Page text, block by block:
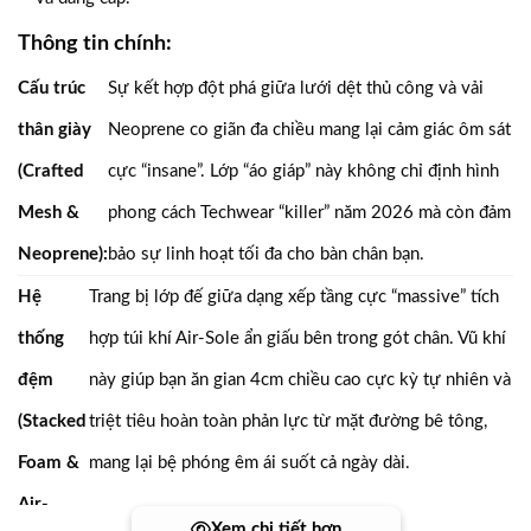
Thông tin chính:
Cấu trúc
thân giày
(Crafted
Mesh &
Neoprene):
Sự kết hợp đột phá giữa lưới dệt thủ công và vải
Neoprene co giãn đa chiều mang lại cảm giác ôm sát
cực “insane”. Lớp “áo giáp” này không chỉ định hình
phong cách Techwear “killer” năm 2026 mà còn đảm
bảo sự linh hoạt tối đa cho bàn chân bạn.
Hệ
thống
đệm
(Stacked
Foam &
Air-
Trang bị lớp đế giữa dạng xếp tầng cực “massive” tích
hợp túi khí Air-Sole ẩn giấu bên trong gót chân. Vũ khí
này giúp bạn ăn gian 4cm chiều cao cực kỳ tự nhiên và
triệt tiêu hoàn toàn phản lực từ mặt đường bê tông,
mang lại bệ phóng êm ái suốt cả ngày dài.